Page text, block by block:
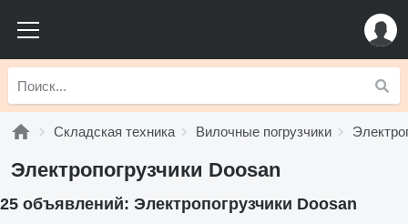
Складская техника Вилочные погрузчики
Электропогрузчики Doosan
25 объявлений: Электропогрузчики Doosan